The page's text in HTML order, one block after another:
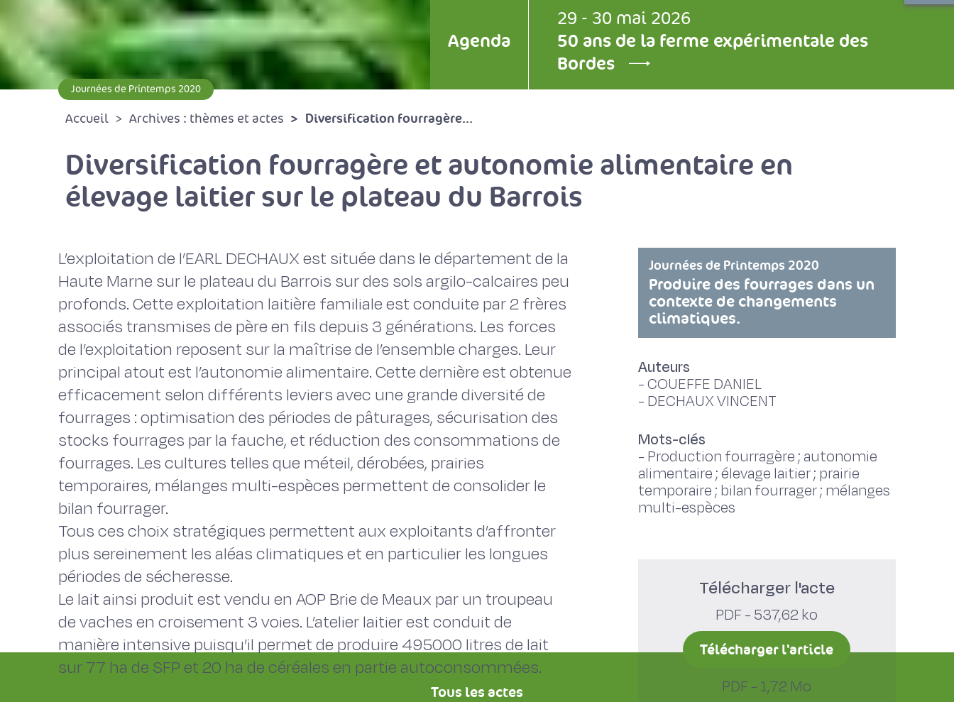
Agenda
29 - 30 mai 2026
50 ans de la ferme expérimentale des
Bordes
Journées de Printemps 2020
Accueil Archives : thèmes et actes Diversification fourragère...
Diversification fourragère et autonomie alimentaire en
élevage laitier sur le plateau du Barrois
L’exploitation de l’EARL DECHAUX est située dans le département de la
Haute Marne sur le plateau du Barrois sur des sols argilo-calcaires peu
profonds. Cette exploitation laitière familiale est conduite par 2 frères
associés transmises de père en fils depuis 3 générations. Les forces
de l’exploitation reposent sur la maîtrise de l’ensemble charges. Leur
principal atout est l’autonomie alimentaire. Cette dernière est obtenue
efficacement selon différents leviers avec une grande diversité de
fourrages : optimisation des périodes de pâturages, sécurisation des
stocks fourrages par la fauche, et réduction des consommations de
fourrages. Les cultures telles que méteil, dérobées, prairies
temporaires, mélanges multi-espèces permettent de consolider le
bilan fourrager.
Tous ces choix stratégiques permettent aux exploitants d’affronter
plus sereinement les aléas climatiques et en particulier les longues
périodes de sécheresse.
Le lait ainsi produit est vendu en AOP Brie de Meaux par un troupeau
de vaches en croisement 3 voies. L’atelier laitier est conduit de
manière intensive puisqu’il permet de produire 495000 litres de lait
sur 77 ha de SFP et 20 ha de céréales en partie autoconsommées.
Journées de Printemps 2020
Produire des fourrages dans un
contexte de changements
climatiques.
Auteurs
-COUEFFE DANIEL
- DECHAUX VINCENT
Mots-clés
- Production fourragère ; autonomie
alimentaire ; élevage laitier ; prairie
temporaire ; bilan fourrager ; mélanges
multi-espèces
Télécharger l'acte
PDF - 537,62 ko
Télécharger l'article
PDF - 1,72 Mo
Tous les actes